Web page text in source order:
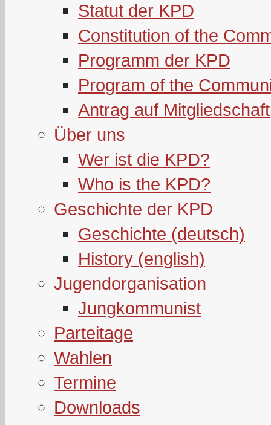
Statut der KPD
Constitution of the
Programm der KPD
Program of the
Antrag auf Mitgliedschaft
Über uns
Wer ist die KPD?
Who is the KPD?
Geschichte der KPD
Geschichte (deutsch)
History (english)
Jugendorganisation
Jungkommunist
Parteitage
Wahlen
Termine
Downloads